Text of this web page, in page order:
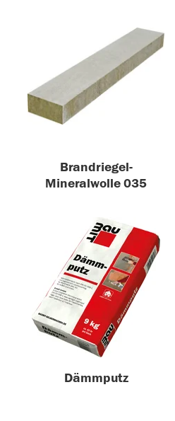
Brandriegel-
Mineralwolle 035
Dämmputz